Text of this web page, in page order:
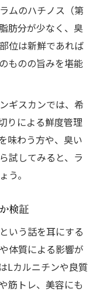
ムのハチノス（第
肪分が少なく、臭
位は新鮮であれば
ものの旨みを堪能
ギスカンでは、希
りによる鮮度管理
味わう方や、臭い
試してみると、ラ
う。
検証
いう話を耳にする
体質による影響が
Lカルニチンや良質
筋トレ、美容にも